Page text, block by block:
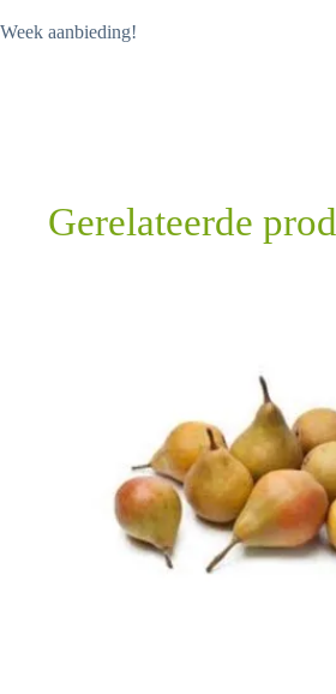
Week aanbieding!
Gerelateerde